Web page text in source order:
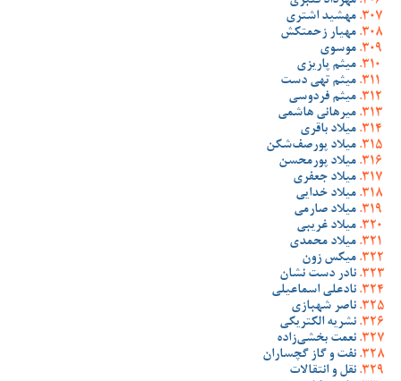
مهشید اشتری
مهیار زحمتکش
موسوی
میثم پاریزی
میثم تهی دست
میثم فردوسی
میرهانی هاشمی
میلاد باقری
میلاد پورصف‌شکن
میلاد پورمحسن
میلاد جعفری
میلاد خدایی
میلاد صارمی
میلاد غریبی
میلاد محمدی
میکس زون
نادر دست نشان
نادعلی اسماعیلی
ناصر شهبازی
نشریه الکتریکی
نعمت بخشی‌زاده
نفت و گاز گچساران
نقل و انتقالات